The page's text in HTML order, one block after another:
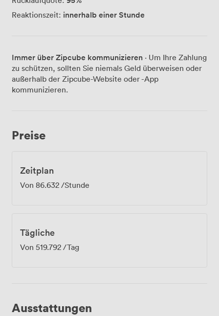
Reaktionszeit: innerhalb einer Stunde
Immer über Zipcube kommunizieren · Um Ihre Zahlung
zu schützen, sollten Sie niemals Geld überweisen oder
außerhalb der Zipcube-Website oder -App
kommunizieren.
Preise
Zeitplan
Von 86.632 /Stunde
Tägliche
Von 519.792 /Tag
Ausstattungen